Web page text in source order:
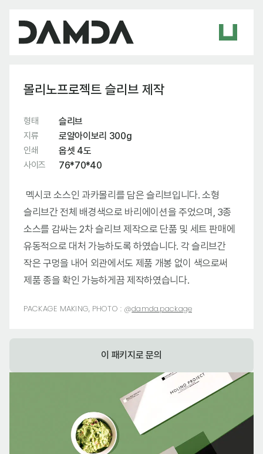
몰리노프로젝트 슬리브 제작
형태 슬리브
지류 로얄아이보리 300g
인쇄 옵셋 4도
사이즈 76*70*40
멕시코 소스인 과카몰리를 담은 슬리브입니다. 소형
슬리브간 전체 배경색으로 바리에이션을 주었으며, 3종
소스를 감싸는 2차 슬리브 제작으로 단품 및 세트 판매에
유동적으로 대처 가능하도록 하였습니다. 각 슬리브간
작은 구멍을 내어 외관에서도 제품 개봉 없이 색으로써
제품 종을 확인 가능하게끔 제작하였습니다.
PACKAGE MAKING, PHOTO : @damda.package
이 패키지로 문의